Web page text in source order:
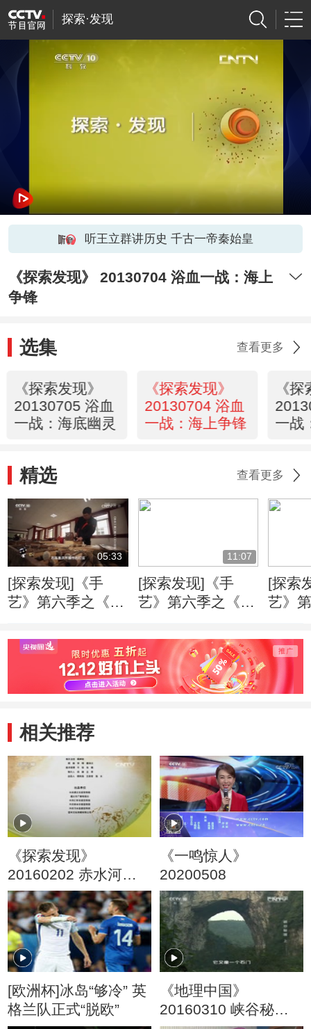
探索·发现
听王立群讲历史 千古一帝秦始皇
《探索发现》 20130704 浴血一战：海上
争锋
选集 查看更多
《探索发现》
20130705 浴血
一战：海底幽灵
《探索发现》
20130704 浴血
一战：海上争锋
《
一战
精选 查看更多
05:33
[探索发现]《手
艺》第六季之《万
木雕的制作环节
11:07
[探索发现]《手
艺》第六季之《姑
塑模的过程
[探索
艺》
如何
后的
相关推荐
《探索发现》
20160202 赤水河
（二）富饶的大河
《一鸣惊人》
20200508
[欧洲杯]冰岛“够冷” 英
格兰队正式“脱欧”
《地理中国》
20160310 峡谷秘境